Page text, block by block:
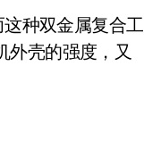
种双金属复合工
外壳的强度，又